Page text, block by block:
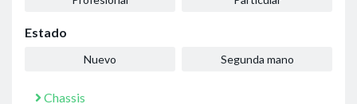
Estado
Nuevo Segunda mano
Chassis